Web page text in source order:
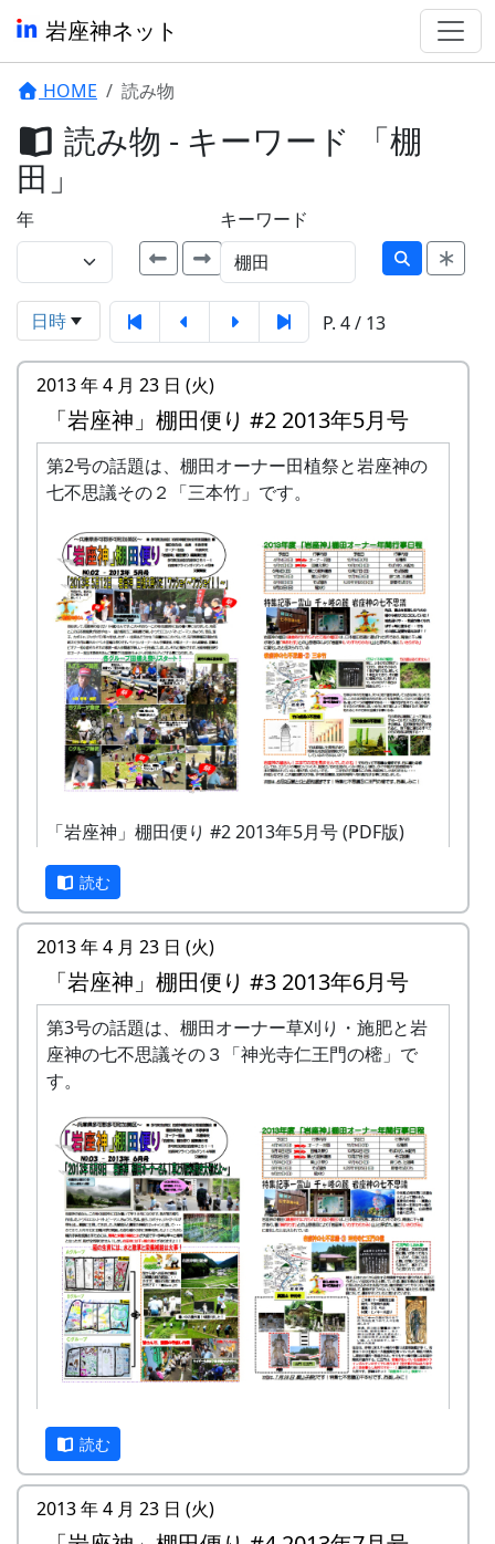
岩座神ネット
HOME 読み物
読み物 - キーワード 「棚
田」
年 キーワード
日時 P. 4 / 13
2013 年 4 月 23 日 (火)
「岩座神」棚田便り #2 2013年5月号
第2号の話題は、棚田オーナー田植祭と岩座神の
七不思議その２「三本竹」です。
「岩座神」棚田便り #2 2013年5月号 (PDF版)
読む
2013 年 4 月 23 日 (火)
「岩座神」棚田便り #3 2013年6月号
第3号の話題は、棚田オーナー草刈り・施肥と岩
座神の七不思議その３「神光寺仁王門の樒」で
す。
「岩座神」棚田便り #3 2013年6月号 (PDF版)
読む
2013 年 4 月 23 日 (火)